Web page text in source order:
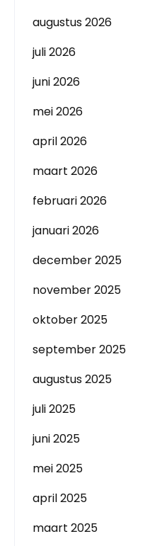
augustus 2026
juli 2026
juni 2026
mei 2026
april 2026
maart 2026
februari 2026
januari 2026
december 2025
november 2025
oktober 2025
september 2025
augustus 2025
juli 2025
juni 2025
mei 2025
april 2025
maart 2025